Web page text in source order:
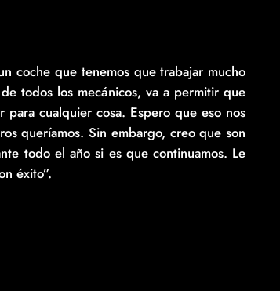
coche que tenemos que trabajar mucho
todos los mecánicos, va a permitir que
cualquier cosa. Espero que eso nos
queríamos. Sin embargo, creo que son
todo el año si es que continuamos. Le
éxito”.